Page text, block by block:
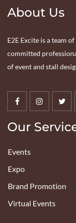
About Us
E2E Excite is a team
committed
of event and stall
Our
Events
Expo
Brand Promotion
Virtual Events